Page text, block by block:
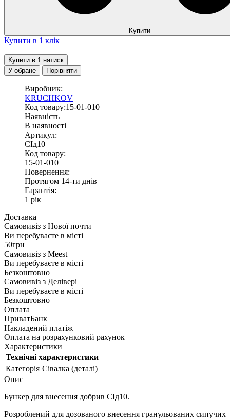
Купити
Купити в 1 клік
Купити в 1 натиск
У обране
Порівняти
Виробник:
KRUCHKOV
Код товару:15-01-010
Наявність
В наявності
Артикул:
СІд10
Код товару:
15-01-010
Повернення:
Протягом 14-ти днів
Гарантія:
1 рік
Доставка
Самовивіз з Нової почти
Ви перебуваєте в місті
50грн
Самовивіз з Meest
Ви перебуваєте в місті
Безкоштовно
Самовивіз з Делівері
Ви перебуваєте в місті
Безкоштовно
Оплата
ПриватБанк
Накладений платіж
Оплата на розрахунковий рахунок
Характеристики
Технічні характеристики
Категорія Сівалка (деталі)
Опис
Бункер для внесення добрив СІд10.
Розроблений для дозованого внесення гранульованих сипучих